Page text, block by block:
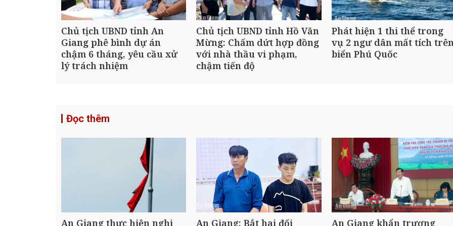
Chủ tịch UBND tỉnh An
Giang phê bình dự án
chậm 6 tháng, yêu cầu xử
lý trách nhiệm
Chủ tịch UBND tỉnh Hồ Văn
Mừng: Chấm dứt hợp đồng
với nhà thầu vi phạm,
chậm tiến độ
Phát hiện 1 thi thể trong
vụ 2 ngư dân mất tích
biển Phú Quốc
Đọc thêm
An Giang thực hiện nghi An Giang: Bắt hai đối An Giang khẩn trương